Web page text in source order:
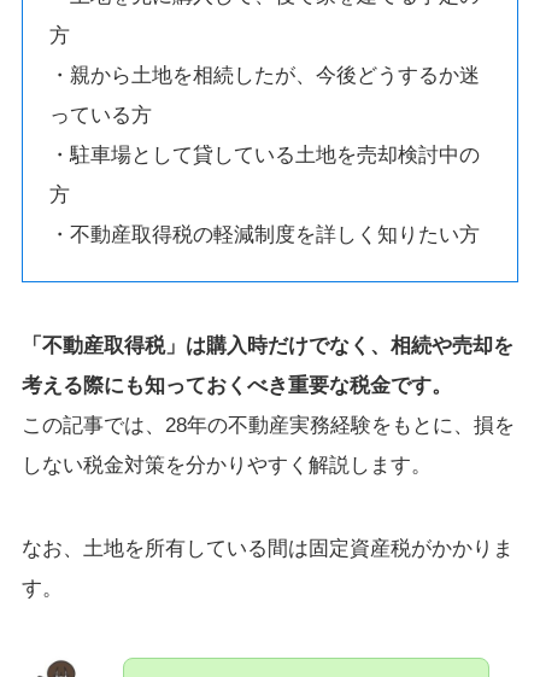
方
・親から土地を相続したが、今後どうするか迷
っている方
・駐車場として貸している土地を売却検討中の
方
・不動産取得税の軽減制度を詳しく知りたい方
「不動産取得税」は購入時だけでなく、相続や売却を
考える際にも知っておくべき重要な税金です。
この記事では、28年の不動産実務経験をもとに、損を
しない税金対策を分かりやすく解説します。
なお、土地を所有している間は固定資産税がかかりま
す。